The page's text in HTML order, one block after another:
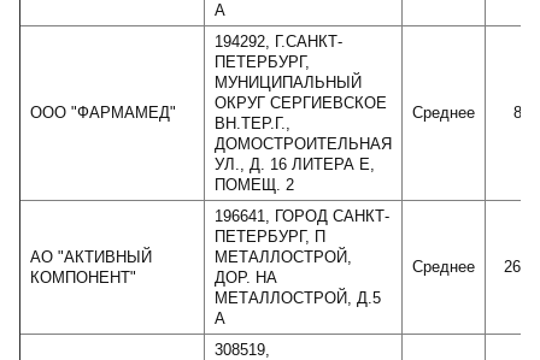
А
ООО "ФАРМАМЕД"
194292, Г.САНКТ-
ПЕТЕРБУРГ,
МУНИЦИПАЛЬНЫЙ
ОКРУГ СЕРГИЕВСКОЕ
ВН.ТЕР.Г.,
ДОМОСТРОИТЕЛЬНАЯ
УЛ., Д. 16 ЛИТЕРА Е,
ПОМЕЩ. 2
Среднее
АО "АКТИВНЫЙ
КОМПОНЕНТ"
196641, ГОРОД САНКТ-
ПЕТЕРБУРГ, П
МЕТАЛЛОСТРОЙ,
ДОР. НА
МЕТАЛЛОСТРОЙ, Д.5
А
Среднее
308519,